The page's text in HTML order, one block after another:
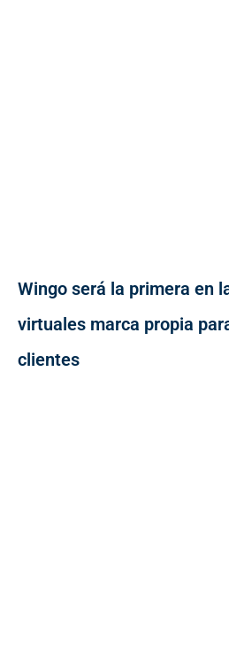
Wingo será la primera en
virtuales marca propia
clientes